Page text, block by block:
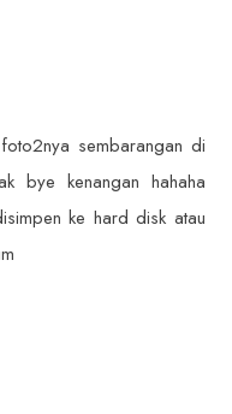
sembarangan di
bye kenangan hahaha
ke hard disk atau